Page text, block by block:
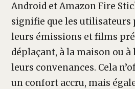
Android et Amazon Fire
signifie que les utilisateurs
leurs émissions et films
déplaçant, à la maison ou à
leurs convenances. Cela
un confort accru, mais